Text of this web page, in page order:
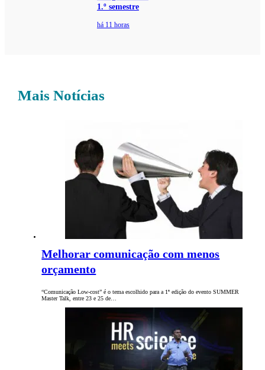
1.º semestre
há 11 horas
Mais Notícias
Melhorar comunicação com menos
orçamento
“Comunicação Low-cost” é o tema escolhido para a 1ª edição do evento SUMMER
Master Talk, entre 23 e 25 de…